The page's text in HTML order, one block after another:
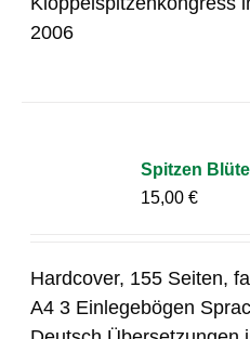
2006
Spitzen
15,00€
Hardcover, 155 Seiten,
A4 3 Einlegebögen